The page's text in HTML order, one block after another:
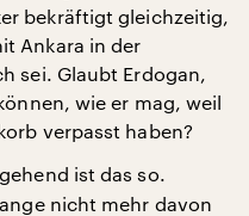
bekräftigt gleichzeitig,
Ankara in der
sei. Glaubt Erdogan,
wie er mag, weil
verpasst haben?
ist das so.
nicht mehr davon